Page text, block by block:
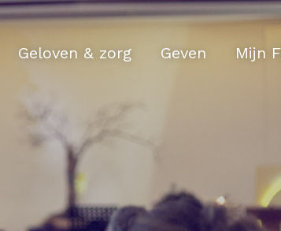
Geloven & zorg Geven Mijn